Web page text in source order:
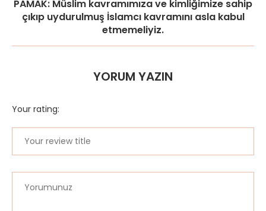
PAMAK: Müslim kavramımıza ve kimliğimize sahip
çıkıp uydurulmuş İslamcı kavramını asla kabul
etmemeliyiz.
YORUM YAZIN
Your rating: